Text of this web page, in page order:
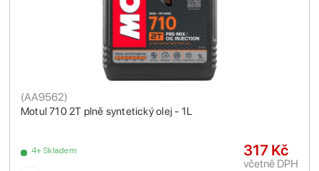
Motul 710 2T plně syntetický olej - 1L
(AA9562)
4+ Skladem 317 Kč
včetně DPH